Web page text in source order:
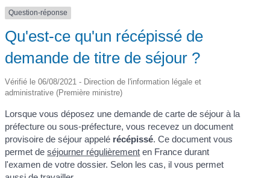
Question-réponse
Qu'est-ce qu'un récépissé de
demande de titre de séjour ?
Vérifié le 06/08/2021 - Direction de l'information légale et
administrative (Première ministre)
Lorsque vous déposez une demande de carte de séjour à la
préfecture ou sous-préfecture, vous recevez un document
provisoire de séjour appelé récépissé. Ce document vous
permet deséjourner régulièrement en France durant
l'examen de votre dossier. Selon les cas, il vous permet